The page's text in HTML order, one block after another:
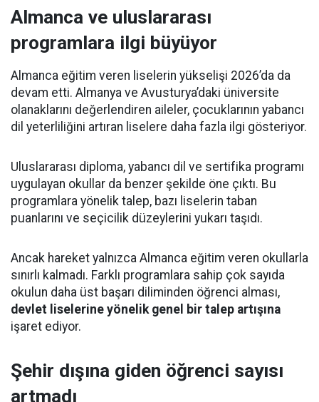
Almanca ve uluslararası
programlara ilgi büyüyor
Almanca eğitim veren liselerin yükselişi 2026’da da
devam etti. Almanya ve Avusturya’daki üniversite
olanaklarını değerlendiren aileler, çocuklarının yabancı
dil yeterliliğini artıran liselere daha fazla ilgi gösteriyor.
Uluslararası diploma, yabancı dil ve sertifika programı
uygulayan okullar da benzer şekilde öne çıktı. Bu
programlara yönelik talep, bazı liselerin taban
puanlarını ve seçicilik düzeylerini yukarı taşıdı.
Ancak hareket yalnızca Almanca eğitim veren okullarla
sınırlı kalmadı. Farklı programlara sahip çok sayıda
okulun daha üst başarı diliminden öğrenci alması,
devlet liselerine yönelik genel bir talep artışına
işaret ediyor.
Şehir dışına giden öğrenci sayısı
artmadı